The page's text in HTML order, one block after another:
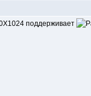
поддерживает